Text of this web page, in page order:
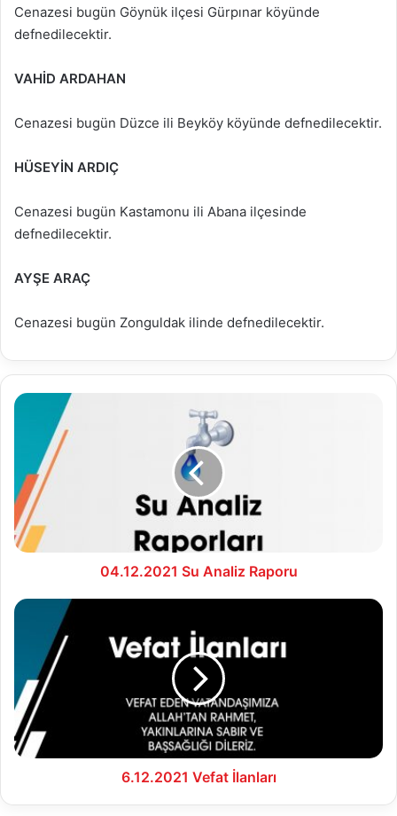
Cenazesi bugün Göynük ilçesi Gürpınar köyünde
defnedilecektir.
VAHİD ARDAHAN
Cenazesi bugün Düzce ili Beyköy köyünde defnedilecektir.
HÜSEYİN ARDIÇ
Cenazesi bugün Kastamonu ili Abana ilçesinde
defnedilecektir.
AYŞE ARAÇ
Cenazesi bugün Zonguldak ilinde defnedilecektir.
04.12.2021
Raporu
04.12.2021 Su Analiz Raporu
6.12.2021
6.12.2021 Vefat İlanları